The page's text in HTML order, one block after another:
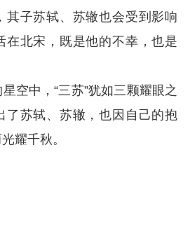
其子苏轼、苏辙也会受到影响
在北宋，既是他的不幸，也是
中，“三苏”犹如三颗耀眼之
了苏轼、苏辙，也因自己的抱
耀千秋。